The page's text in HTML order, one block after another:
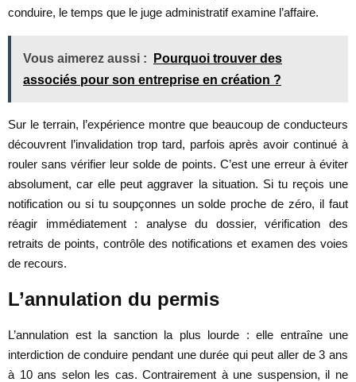
conduire, le temps que le juge administratif examine l’affaire.
Vous aimerez aussi :
Pourquoi trouver des
associés pour son entreprise en création ?
Sur le terrain, l’expérience montre que beaucoup de conducteurs
découvrent l’invalidation trop tard, parfois après avoir continué à
rouler sans vérifier leur solde de points. C’est une erreur à éviter
absolument, car elle peut aggraver la situation. Si tu reçois une
notification ou si tu soupçonnes un solde proche de zéro, il faut
réagir immédiatement : analyse du dossier, vérification des
retraits de points, contrôle des notifications et examen des voies
de recours.
L’annulation du permis
L’annulation est la sanction la plus lourde : elle entraîne une
interdiction de conduire pendant une durée qui peut aller de 3 ans
à 10 ans selon les cas. Contrairement à une suspension, il ne